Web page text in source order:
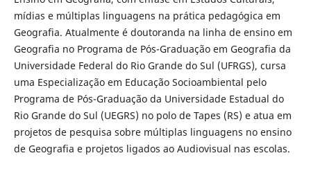
mídias e múltiplas linguagens na prática pedagógica em
Geografia. Atualmente é doutoranda na linha de ensino em
Geografia no Programa de Pós-Graduação em Geografia da
Universidade Federal do Rio Grande do Sul (UFRGS), cursa
uma Especialização em Educação Socioambiental pelo
Programa de Pós-Graduação da Universidade Estadual do
Rio Grande do Sul (UEGRS) no polo de Tapes (RS) e atua em
projetos de pesquisa sobre múltiplas linguagens no ensino
de Geografia e projetos ligados ao Audiovisual nas escolas.